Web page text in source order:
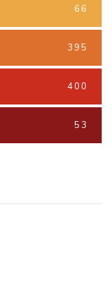
66
395
400
53